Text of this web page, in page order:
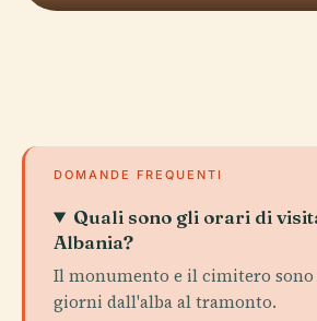
DOMANDE FREQUENTI
Quali sono gli orari di
Albania?
Il monumento e il cimitero
giorni dall'alba al tramonto.